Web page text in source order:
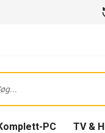
PC TV &